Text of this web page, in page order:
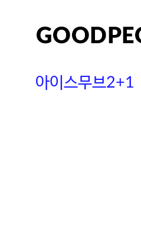
아이스무브2+1